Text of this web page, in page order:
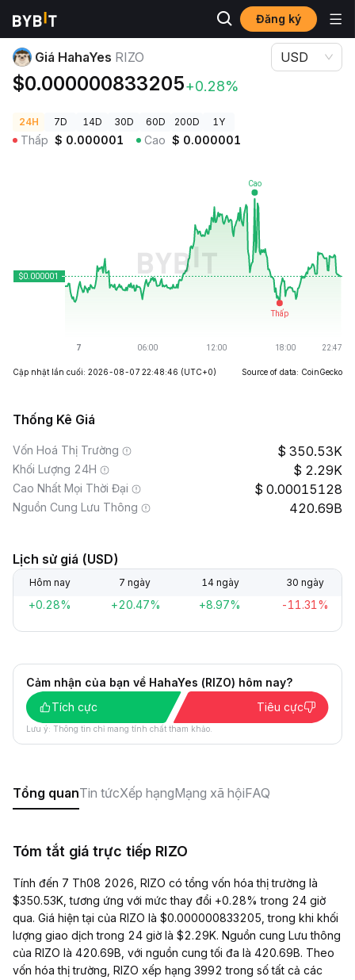
Đăng ký
Giá Tiền Điện Tử
Giá HahaYes RIZO
$0.000000833205+0.28%
USD
24H 7D 14D 30D 60D 200D 1Y
Thấp $ 0.000001 Cao $ 0.000001
Cập nhật lần cuối: 2026-08-07 22:48:46 (UTC+0) Source of data: CoinGecko
Thống Kê Giá
Vốn Hoá Thị Trường 350.53K
Khối Lượng 24H 2.29K
Cao Nhất Mọi Thời Đại 0.00015128
Nguồn Cung Lưu Thông 420.69B
Lịch sử giá (USD)
Hôm nay 7 ngày 14 ngày 30 ngày
+0.28% +20.47% +8.97% -11.31%
Cảm nhận của bạn về HahaYes (RIZO) hôm nay?
Tích cực
Tiêu cực
Lưu ý: Thông tin chỉ mang tính chất tham khảo.
Tổng quanTin tứcXếp hạngMạng xã hộiFAQ
Tóm tắt giá trực tiếp RIZO
Tính đến 7 Th08 2026, RIZO có tổng vốn hóa thị trường là
$350.53K, tương ứng với mức thay đổi +0.28% trong 24 giờ
qua. Giá hiện tại của RIZO là $0.000000833205, trong khi khối
lượng giao dịch trong 24 giờ là $2.29K. Nguồn cung Lưu thông
của RIZO là 420.69B, với nguồn cung tối đa là 420.69B. Theo
vốn hóa thị trường, RIZO xếp hạng 3992 trong số tất cả các